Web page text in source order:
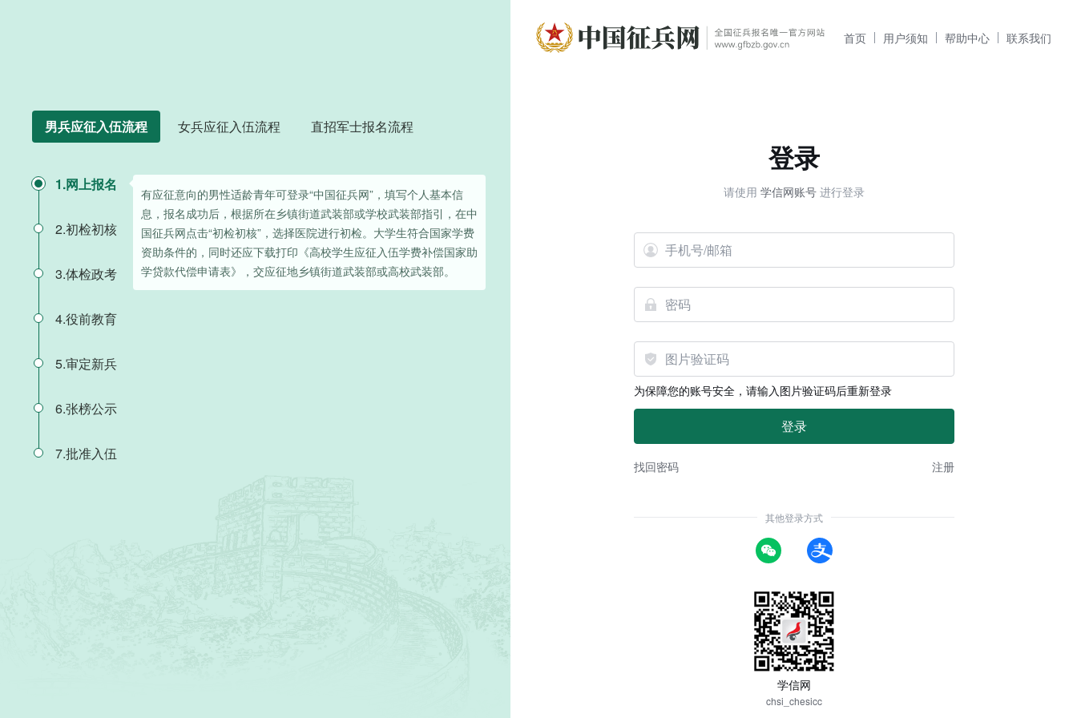
男兵应征入伍流程 女兵应征入伍流程 直招军士报名流程
1.网上报名
有应征意向的男性适龄青年可登录“中国征兵网”，填写个人基本信
息，报名成功后，根据所在乡镇街道武装部或学校武装部指引，在中
国征兵网点击“初检初核”，选择医院进行初检。大学生符合国家学费
资助条件的，同时还应下载打印《高校学生应征入伍学费补偿国家助
学贷款代偿申请表》，交应征地乡镇街道武装部或高校武装部。
2.初检初核
3.体检政考
4.役前教育
5.审定新兵
6.张榜公示
7.批准入伍
首页 用户须知 帮助中心 联系我们
登录
请使用 学信网账号进行登录
为保障您的账号安全，请输入图片验证码后重新登录
找回密码 注册
其他登录方式
学信网
chsi_chesicc